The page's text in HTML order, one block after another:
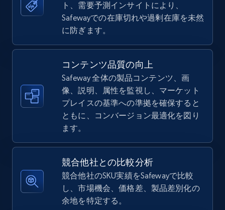
5.4K+ 667+ 今すぐ始める
TikTok Shop - Collect TikTok shop products
by keywords search
URL, Title, Available, Description, Currency, Initial
price, Final price, Discount percent, and more.
TikTok Shop - discover records by shop url
URL, Title, Available, Description, Currency, Initial
price, Final price, Discount percent, and more.
ト、需要予測インサイトにより、
Safewayでの在庫切れや過剰在庫を未然
に防ぎます。
コンテンツ品質の向上
Safeway 全体の製品コンテンツ、画
像、説明、属性を監視し、マーケット
プレイスの基準への準拠を確保すると
ともに、コンバージョン最適化を図り
ます。
競合他社との比較分析
競合他社のSKU実績をSafewayで比較
し、市場機会、価格差、製品差別化の
余地を特定する。